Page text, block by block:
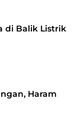
di Balik Listrik
Haram